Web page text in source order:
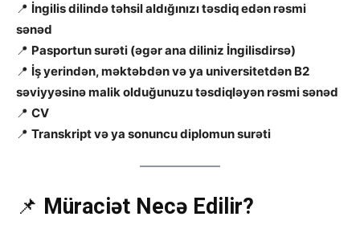
📍 İngilis dilində təhsil aldığınızı təsdiq edən rəsmi
sənəd
📍 Pasportun surəti (əgər ana diliniz İngilisdirsə)
📍 İş yerindən, məktəbdən və ya universitetdən B2
səviyyəsinə malik olduğunuzu təsdiqləyən rəsmi sənəd
📍 CV
📍 Transkript və ya sonuncu diplomun surəti
📌 Müraciət Necə Edilir?